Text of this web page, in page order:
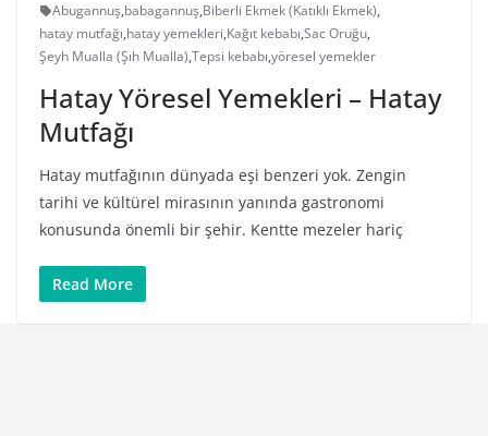
Abugannuş,babagannuş,Biberli Ekmek (Katıklı Ekmek),
hatay mutfağı,hatay yemekleri,Kağıt kebabı,Sac Oruğu,
Şeyh Mualla (Şıh Mualla),Tepsi kebabı,yöresel yemekler
Hatay Yöresel Yemekleri – Hatay
Mutfağı
Hatay mutfağının dünyada eşi benzeri yok. Zengin
tarihi ve kültürel mirasının yanında gastronomi
konusunda önemli bir şehir. Kentte mezeler hariç
Read More